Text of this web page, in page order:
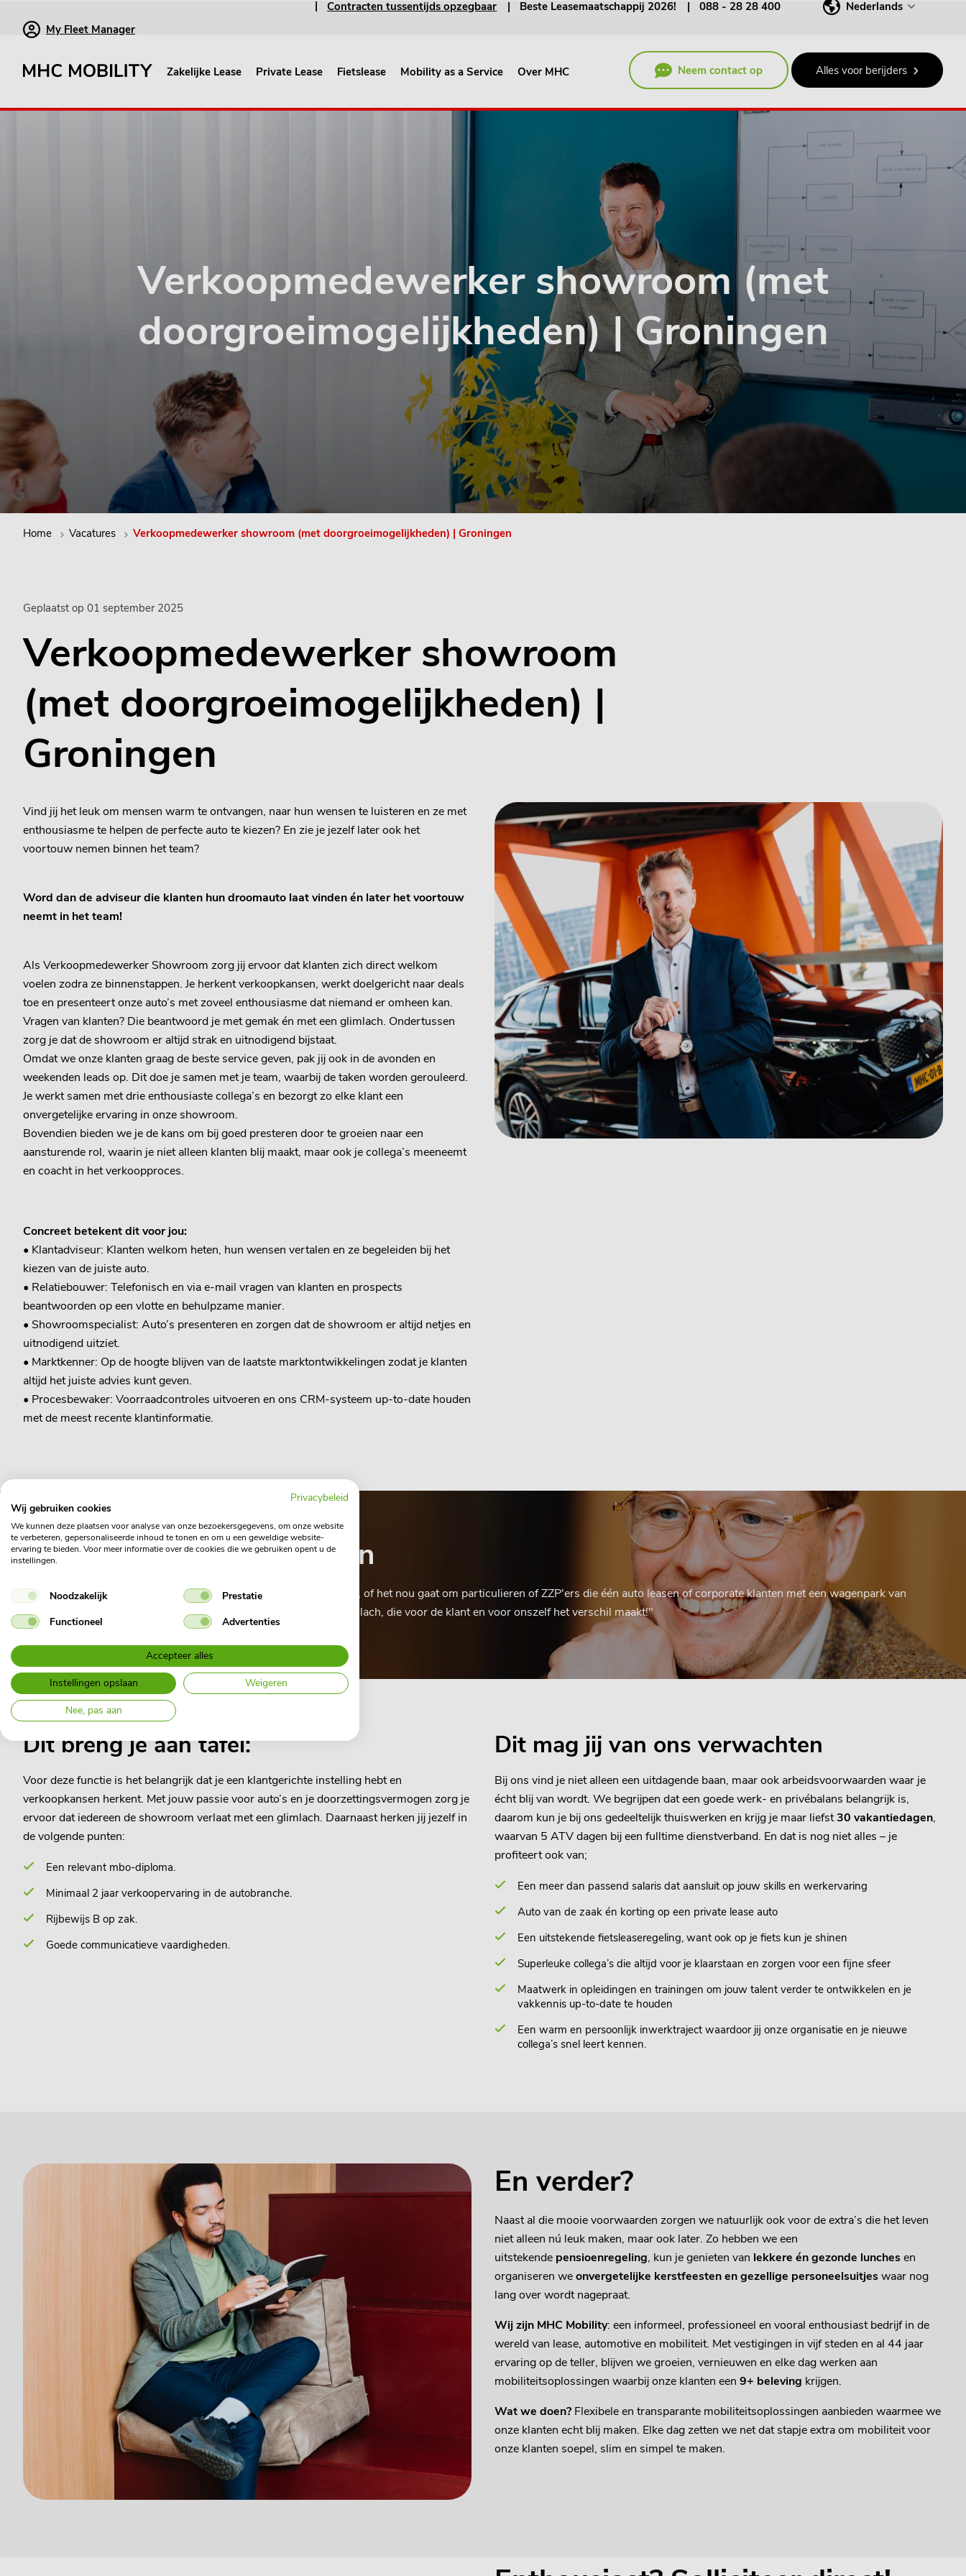
Contracten tussentijds opzegbaar Beste Leasemaatschappij 2026! 088 - 28 28 400
Nederlands
My Fleet Manager
Zakelijke Lease Private Lease Fietslease Mobility as a Service Over MHC Neem contact op Alles voor berijders
Verkoopmedewerker showroom (met
doorgroeimogelijkheden) | Groningen
Home Vacatures Verkoopmedewerker showroom (met doorgroeimogelijkheden) | Groningen
Verkoopmedewerker showroom
(met doorgroeimogelijkheden) |
Groningen
Geplaatst op 01 september 2025
Vind jij het leuk om mensen warm te ontvangen, naar hun wensen te luisteren en ze met
enthousiasme te helpen de perfecte auto te kiezen? En zie je jezelf later ook het
voortouw nemen binnen het team?
Word dan de adviseur die klanten hun droomauto laat vinden én later het voortouw
neemt in het team!
Als Verkoopmedewerker Showroom zorg jij ervoor dat klanten zich direct welkom
voelen zodra ze binnenstappen. Je herkent verkoopkansen, werkt doelgericht naar deals
toe en presenteert onze auto’s met zoveel enthousiasme dat niemand er omheen kan.
Vragen van klanten? Die beantwoord je met gemak én met een glimlach. Ondertussen
zorg je dat de showroom er altijd strak en uitnodigend bijstaat.
Omdat we onze klanten graag de beste service geven, pak jij ook in de avonden en
weekenden leads op. Dit doe je samen met je team, waarbij de taken worden gerouleerd.
Je werkt samen met drie enthousiaste collega’s en bezorgt zo elke klant een
onvergetelijke ervaring in onze showroom.
Bovendien bieden we je de kans om bij goed presteren door te groeien naar een
aansturende rol, waarin je niet alleen klanten blij maakt, maar ook je collega’s meeneemt
en coacht in het verkoopproces.
Concreet betekent dit voor jou:
• Klantadviseur: Klanten welkom heten, hun wensen vertalen en ze begeleiden bij het
kiezen van de juiste auto.
• Relatiebouwer: Telefonisch en via e-mail vragen van klanten en prospects
beantwoorden op een vlotte en behulpzame manier.
• Showroomspecialist: Auto’s presenteren en zorgen dat de showroom er altijd netjes en
uitnodigend uitziet.
• Marktkenner: Op de hoogte blijven van de laatste marktontwikkelingen zodat je klanten
altijd het juiste advies kunt geven.
• Procesbewaker: Voorraadcontroles uitvoeren en ons CRM-systeem up-to-date houden
met de meest recente klantinformatie.
Wat onze collega's zeggen
"Bij MHC Mobility willen wij al onze klanten een 9+ beleving geven, of het nou gaat om particulieren of ZZP'ers die één auto leasen of corporate klanten met een wagenpark van
honderden auto's. Iedere dag werken wij met zijn allen aan die glimlach, die voor de klant en voor onszelf het verschil maakt!"
Dit breng je aan tafel:
Voor deze functie is het belangrijk dat je een klantgerichte instelling hebt en
verkoopkansen herkent. Met jouw passie voor auto’s en je doorzettingsvermogen zorg je
ervoor dat iedereen de showroom verlaat met een glimlach. Daarnaast herken jij jezelf in
de volgende punten:
Een relevant mbo-diploma.
Minimaal 2 jaar verkoopervaring in de autobranche.
Rijbewijs B op zak.
Goede communicatieve vaardigheden.
Dit mag jij van ons verwachten
Bij ons vind je niet alleen een uitdagende baan, maar ook arbeidsvoorwaarden waar je
écht blij van wordt. We begrijpen dat een goede werk- en privébalans belangrijk is,
daarom kun je bij ons gedeeltelijk thuiswerken en krijg je maar liefst30 vakantiedagen,
waarvan 5 ATV dagen bij een fulltime dienstverband. En dat is nog niet alles – je
profiteert ook van;
Een meer dan passend salaris dat aansluit op jouw skills en werkervaring
Auto van de zaak én korting op een private lease auto
Een uitstekende fietsleaseregeling, want ook op je fiets kun je shinen
Superleuke collega’s die altijd voor je klaarstaan en zorgen voor een fijne sfeer
Maatwerk in opleidingen en trainingen om jouw talent verder te ontwikkelen en je
vakkennis up-to-date te houden
Een warm en persoonlijk inwerktraject waardoor jij onze organisatie en je nieuwe
collega’s snel leert kennen.
En verder?
Naast al die mooie voorwaarden zorgen we natuurlijk ook voor de extra’s die het leven
niet alleen nú leuk maken, maar ook later. Zo hebben we een
uitstekende pensioenregeling, kun je genieten van lekkere én gezonde lunchesen
organiseren weonvergetelijke kerstfeesten en gezellige personeelsuitjeswaar nog
lang over wordt nagepraat.
Wij zijn MHC Mobility: een informeel, professioneel en vooral enthousiast bedrijf in de
wereld van lease, automotive en mobiliteit. Met vestigingen in vijf steden en al 44 jaar
ervaring op de teller, blijven we groeien, vernieuwen en elke dag werken aan
mobiliteitsoplossingen waarbij onze klanten een 9+ beleving krijgen.
Wat we doen? Flexibele en transparante mobiliteitsoplossingen aanbieden waarmee we
onze klanten echt blij maken. Elke dag zetten we net dat stapje extra om mobiliteit voor
onze klanten soepel, slim en simpel te maken.
Privacybeleid
Wij gebruiken cookies
We kunnen deze plaatsen voor analyse van onze bezoekersgegevens, om onze website
te verbeteren, gepersonaliseerde inhoud te tonen en om u een geweldige website-
ervaring te bieden. Voor meer informatie over de cookies die we gebruiken opent u de
instellingen.
Noodzakelijk
Prestatie
Functioneel
Advertenties
Accepteer alles
Instellingen opslaan
Weigeren
Nee, pas aan